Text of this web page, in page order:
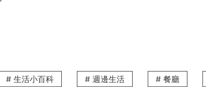
# 生活小百科 # 週邊生活 # 餐廳